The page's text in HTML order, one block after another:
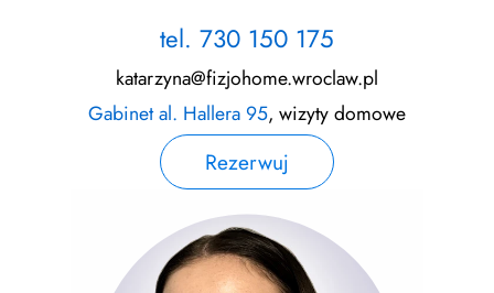
tel. 730 150 175
katarzyna@fizjohome.wroclaw.pl
Gabinet al. Hallera 95, wizyty domowe
Rezerwuj